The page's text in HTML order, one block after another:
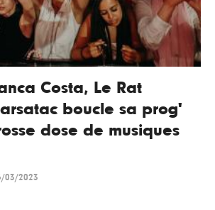
Costa, Le Rat
boucle sa prog'
dose de musiques
03/2023